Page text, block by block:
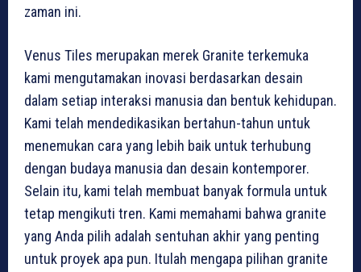
zaman ini.
Venus Tiles merupakan merek Granite terkemuka
kami mengutamakan inovasi berdasarkan desain
dalam setiap interaksi manusia dan bentuk kehidupan.
Kami telah mendedikasikan bertahun-tahun untuk
menemukan cara yang lebih baik untuk terhubung
dengan budaya manusia dan desain kontemporer.
Selain itu, kami telah membuat banyak formula untuk
tetap mengikuti tren. Kami memahami bahwa granite
yang Anda pilih adalah sentuhan akhir yang penting
untuk proyek apa pun. Itulah mengapa pilihan granite